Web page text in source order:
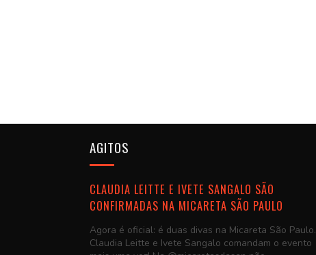
AGITOS
CLAUDIA LEITTE E IVETE SANGALO SÃO
CONFIRMADAS NA MICARETA SÃO PAULO
Agora é oficial: é duas divas na Micareta São Paulo.
Claudia Leitte e Ivete Sangalo comandam o evento